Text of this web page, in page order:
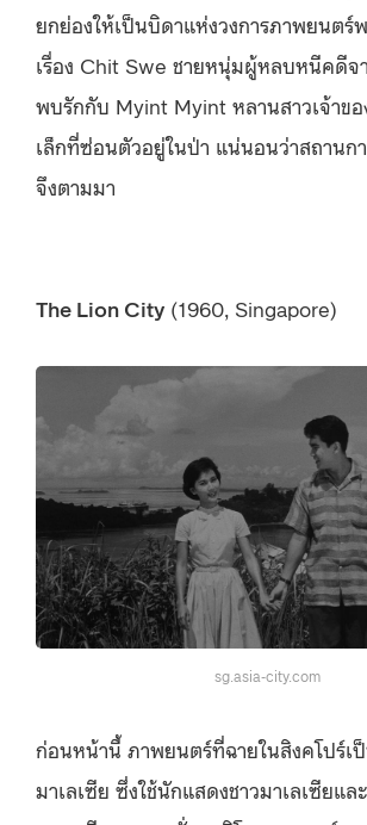
ยกย่องให้เป็นบิดาแห่งวงการภาพยนตร์
เรื่อง Chit Swe ชายหนุ่มผู้หลบหนีคดีจ
พบรักกับ Myint Myint หลานสาวเจ้าขอ
เล็กที่ซ่อนตัวอยู่ในป่า แน่นอนว่าสถานก
จึงตามมา
The Lion City (1960, Singapore)
sg.asia-city.com
ก่อนหน้านี้ ภาพยนตร์ที่ฉายในสิงคโปร์เ
มาเลเซีย ซึ่งใช้นักแสดงชาวมาเลเซียแ